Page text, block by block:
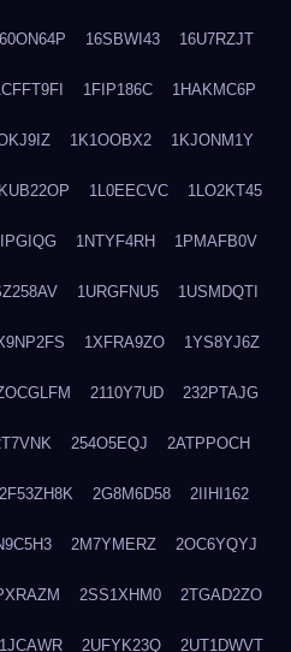
16SBWI43 16U7RZJT
1FIP186C 1HAKMC6P
1K1OOBX2 1KJONM1Y
1L0EECVC 1LO2KT45
1NTYF4RH 1PMAFB0V
1URGFNU5 1USMDQTI
1XFRA9ZO 1YS8YJ6Z
2110Y7UD 232PTAJG
254O5EQJ 2ATPPOCH
2F53ZH8K 2G8M6D58 2IIHI162
2M7YMERZ 2OC6YQYJ
2SS1XHM0 2TGAD2ZO
2UFYK23Q 2UT1DWVT